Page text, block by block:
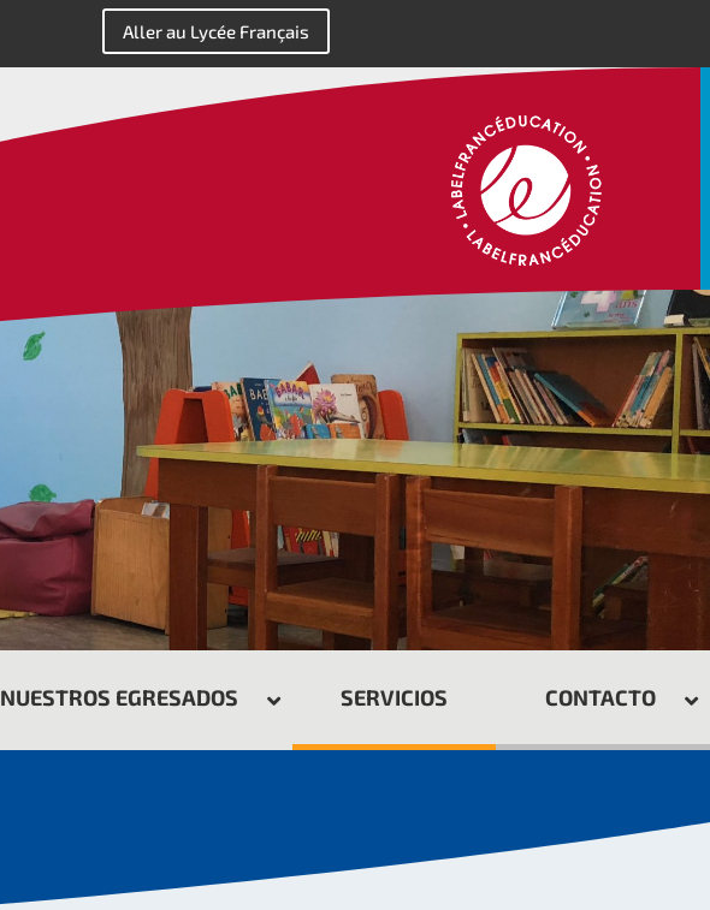
Aller au Lycée Français
NUESTROS EGRESADOS SERVICIOS CONTACTO